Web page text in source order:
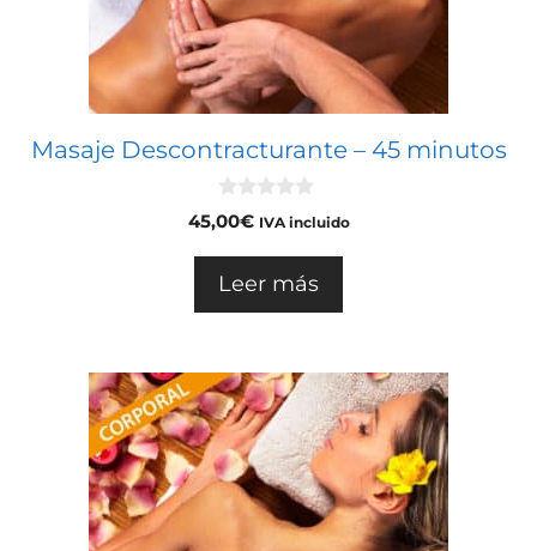
Masaje Descontracturante – 45 minutos
0
d
45,00€ IVA incluido
Leer más